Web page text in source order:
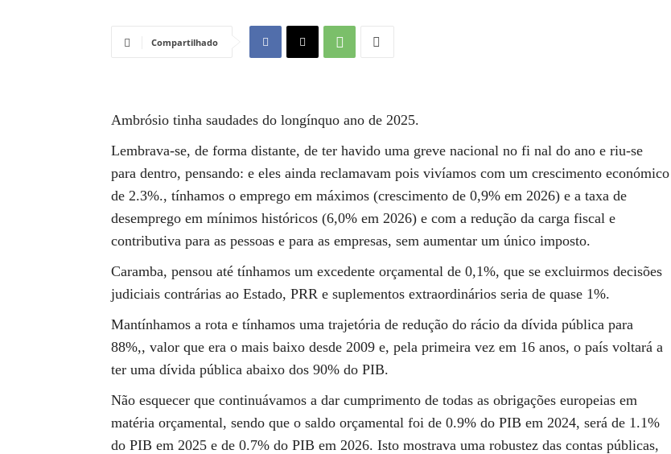
Compartilhado
Ambrósio tinha saudades do longínquo ano de 2025.
Lembrava-se, de forma distante, de ter havido uma greve nacional no fi nal do ano e riu-se
para dentro, pensando: e eles ainda reclamavam pois vivíamos com um crescimento económico
de 2.3%., tínhamos o emprego em máximos (crescimento de 0,9% em 2026) e a taxa de
desemprego em mínimos históricos (6,0% em 2026) e com a redução da carga fiscal e
contributiva para as pessoas e para as empresas, sem aumentar um único imposto.
Caramba, pensou até tínhamos um excedente orçamental de 0,1%, que se excluirmos decisões
judiciais contrárias ao Estado, PRR e suplementos extraordinários seria de quase 1%.
Mantínhamos a rota e tínhamos uma trajetória de redução do rácio da dívida pública para
88%,, valor que era o mais baixo desde 2009 e, pela primeira vez em 16 anos, o país voltará a
ter uma dívida pública abaixo dos 90% do PIB.
Não esquecer que continuávamos a dar cumprimento de todas as obrigações europeias em
matéria orçamental, sendo que o saldo orçamental foi de 0.9% do PIB em 2024, será de 1.1%
do PIB em 2025 e de 0.7% do PIB em 2026. Isto mostrava uma robustez das contas públicas,